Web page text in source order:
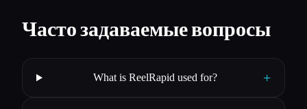
Часто задаваемые вопросы
What is ReelRapid used for? +